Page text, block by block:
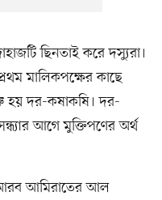
ছিনতাই করে দস্যুরা।
মালিকপক্ষের কাছে
হয় দর-কষাকষি। দর-
আগে মুক্তিপণের অর্থ
আরব আমিরাতের আল